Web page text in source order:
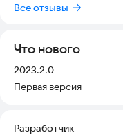
препятствий, ям и
• СОБИРАЙТЕ силу
Все отзывы
Что нового
Версия:
2023.2.0
Первая версия
Разработчик